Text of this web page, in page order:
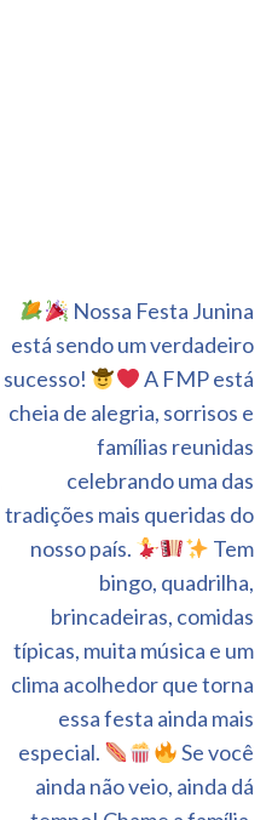
Nossa Festa Junina
está sendo um verdadeiro
sucesso!
A FMP está
cheia de alegria, sorrisos e
famílias reunidas
celebrando uma das
tradições mais queridas do
nosso país.
Tem
bingo, quadrilha,
brincadeiras, comidas
típicas, muita música e um
clima acolhedor que torna
essa festa ainda mais
especial.
Se você
ainda não veio, ainda dá